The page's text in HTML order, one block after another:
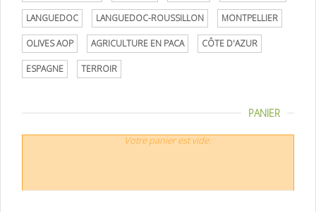
LANGUEDOC LANGUEDOC-ROUSSILLON MONTPELLIER
OLIVES AOP AGRICULTURE EN PACA CÔTE D'AZUR
ESPAGNE TERROIR
PANIER
Votre panier est vide.